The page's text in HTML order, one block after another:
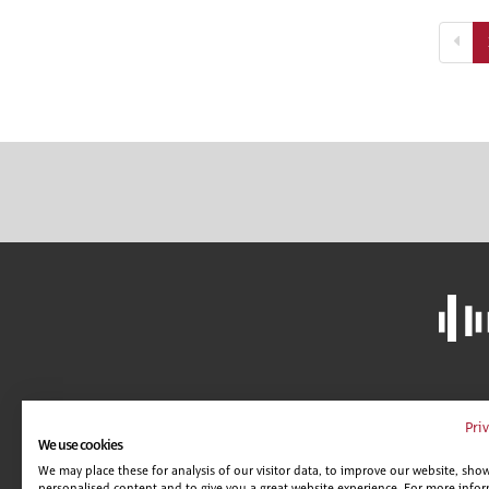
GUÍA DE CENTROS
We use cookies
We may place these for analysis of our visitor data, to improve our website,